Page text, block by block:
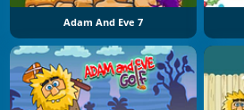
Adam And Eve 7